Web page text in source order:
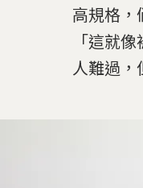
高規格，
「這就
人難過，